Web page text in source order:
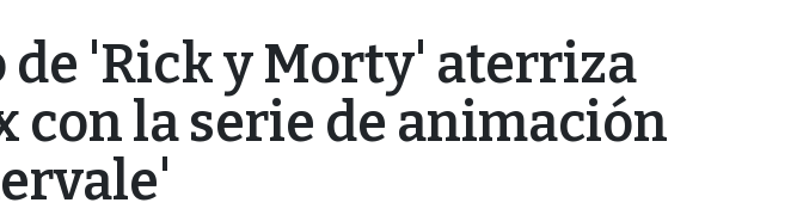
de 'Rick y Morty' aterriza
con la serie de animación